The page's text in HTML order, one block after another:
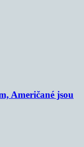
Američané jsou